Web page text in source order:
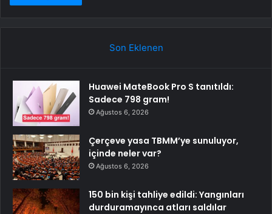
Son Eklenen
Huawei MateBook Pro S tanıtıldı:
Sadece 798 gram!
Ağustos 6, 2026
Çerçeve yasa TBMM’ye sunuluyor,
içinde neler var?
Ağustos 6, 2026
150 bin kişi tahliye edildi: Yangınları
durduramayınca atları saldılar